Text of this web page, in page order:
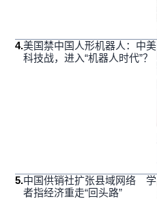
4.美国禁中国人形机器人：中美
科技战，进入“机器人时代”？
5.中国供销社扩张县域网络 学
者指经济重走“回头路”